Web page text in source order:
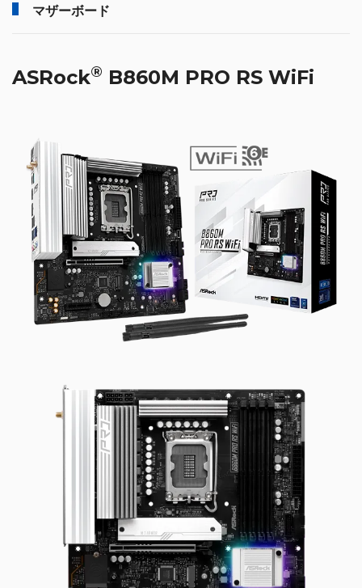
マザーボード
ASRock® B860M PRO RS WiFi